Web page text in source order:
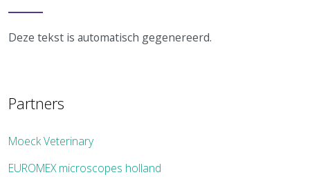
Deze tekst is automatisch gegenereerd.
Partners
Moeck Veterinary
EUROMEX microscopes holland